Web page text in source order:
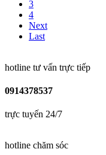
3
4
Next
Last
hotline tư vấn trực tiếp
0914378537
trực tuyến 24/7
hotline chăm sóc